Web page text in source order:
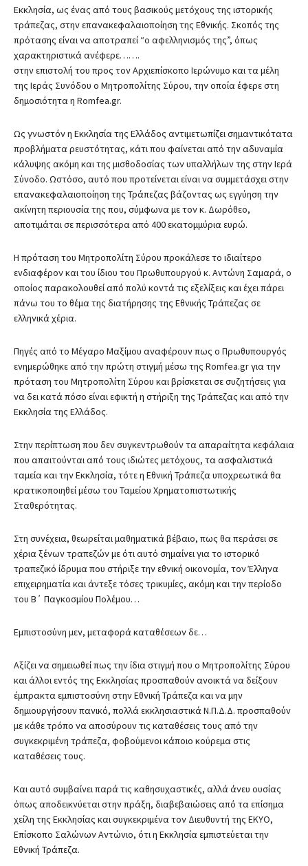
Εκκλησία, ως ένας από τους βασικούς μετόχους της ιστορικής
τράπεζας, στην επανακεφαλαιοποίηση της Εθνικής. Σκοπός της
πρότασης είναι να αποτραπεί “ο αφελληνισμός της”, όπως
χαρακτηριστικά ανέφερε…….
στην επιστολή του προς τον Αρχιεπίσκοπο Ιερώνυμο και τα μέλη
της Ιεράς Συνόδου ο Μητροπολίτης Σύρου, την οποία έφερε στη
δημοσιότητα η Romfea.gr.
Ως γνωστόν η Εκκλησία της Ελλάδος αντιμετωπίζει σημαντικότατα
προβλήματα ρευστότητας, κάτι που φαίνεται από την αδυναμία
κάλυψης ακόμη και της μισθοδοσίας των υπαλλήλων της στην Ιερά
Σύνοδο. Ωστόσο, αυτό που προτείνεται είναι να συμμετάσχει στην
επανακεφαλαιοποίηση της Τράπεζας βάζοντας ως εγγύηση την
ακίνητη περιουσία της που, σύμφωνα με τον κ. Δωρόθεο,
αποτιμάται σε περισσότερα από 400 εκατομμύρια ευρώ.
Η πρόταση του Μητροπολίτη Σύρου προκάλεσε το ιδιαίτερο
ενδιαφέρον και του ίδιου του Πρωθυπουργού κ. Αντώνη Σαμαρά, ο
οποίος παρακολουθεί από πολύ κοντά τις εξελίξεις και έχει πάρει
πάνω του το θέμα της διατήρησης της Εθνικής Τράπεζας σε
ελληνικά χέρια.
Πηγές από το Μέγαρο Μαξίμου αναφέρουν πως ο Πρωθυπουργός
ενημερώθηκε από την πρώτη στιγμή μέσω της Romfea.gr για την
πρόταση του Μητροπολίτη Σύρου και βρίσκεται σε συζητήσεις για
να δει κατά πόσο είναι εφικτή η στήριξη της Τράπεζας και από την
Εκκλησία της Ελλάδος.
Στην περίπτωση που δεν συγκεντρωθούν τα απαραίτητα κεφάλαια
που απαιτούνται από τους ιδιώτες μετόχους, τα ασφαλιστικά
ταμεία και την Εκκλησία, τότε η Εθνική Τράπεζα υποχρεωτικά θα
κρατικοποιηθεί μέσω του Ταμείου Χρηματοπιστωτικής
Σταθερότητας.
Στη συνέχεια, θεωρείται μαθηματικά βέβαιο, πως θα περάσει σε
χέρια ξένων τραπεζών με ότι αυτό σημαίνει για το ιστορικό
τραπεζικό ίδρυμα που στήριξε την εθνική οικονομία, τον Έλληνα
επιχειρηματία και άντεξε τόσες τρικυμίες, ακόμη και την περίοδο
του Β΄ Παγκοσμίου Πολέμου…
Εμπιστοσύνη μεν, μεταφορά καταθέσεων δε…
Αξίζει να σημειωθεί πως την ίδια στιγμή που ο Μητροπολίτης Σύρου
και άλλοι εντός της Εκκλησίας προσπαθούν ανοικτά να δείξουν
έμπρακτα εμπιστοσύνη στην Εθνική Τράπεζα και να μην
δημιουργήσουν πανικό, πολλά εκκλησιαστικά Ν.Π.Δ.Δ. προσπαθούν
με κάθε τρόπο να αποσύρουν τις καταθέσεις τους από την
συγκεκριμένη τράπεζα, φοβούμενοι κάποιο κούρεμα στις
καταθέσεις τους.
Και αυτό συμβαίνει παρά τις καθησυχαστικές, αλλά άνευ ουσίας
όπως αποδεικνύεται στην πράξη, διαβεβαιώσεις από τα επίσημα
χείλη της Εκκλησίας και συγκεκριμένα τον Διευθυντή της ΕΚΥΟ,
Επίσκοπο Σαλώνων Αντώνιο, ότι η Εκκλησία εμπιστεύεται την
Εθνική Τράπεζα.